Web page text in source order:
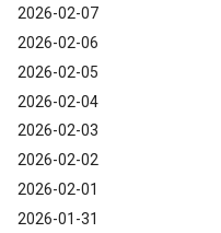
2026-02-07
2026-02-06
2026-02-05
2026-02-04
2026-02-03
2026-02-02
2026-02-01
2026-01-31